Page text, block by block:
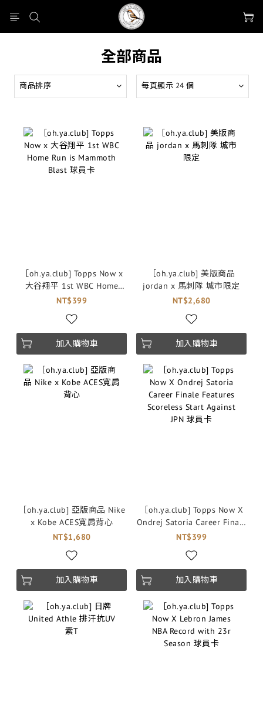
全部商品
商品排序 每頁顯示 24 個
［oh.ya.club] Topps Now x
大谷翔平 1st WBC Home
Run is Mammoth Blast 球員
NT$399
加入購物車
［oh.ya.club] 美版商品
jordan x 馬刺隊 城市限定
NT$2,680
加入購物車
［oh.ya.club] 亞版商品 Nike
x Kobe ACES寬肩背心
NT$1,680
加入購物車
［oh.ya.club] Topps Now X
Ondrej Satoria Career Finale
Features Scoreless Start
NT$399
加入購物車